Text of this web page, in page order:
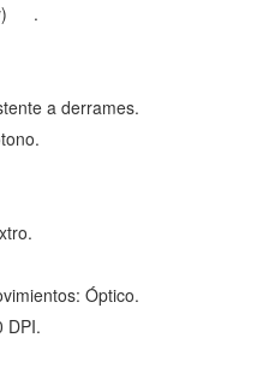
.
a derrames.
Óptico.
DPI.